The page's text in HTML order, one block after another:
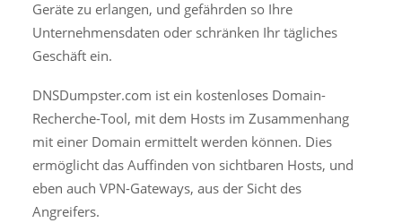
Geräte zu erlangen, und gefährden so Ihre
Unternehmensdaten oder schränken Ihr tägliches
Geschäft ein.
DNSDumpster.com ist ein kostenloses Domain-
Recherche-Tool, mit dem Hosts im Zusammenhang
mit einer Domain ermittelt werden können. Dies
ermöglicht das Auffinden von sichtbaren Hosts, und
eben auch VPN-Gateways, aus der Sicht des
Angreifers.